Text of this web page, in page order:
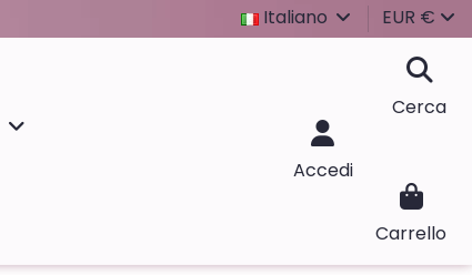
Italiano EUR €
Cerca
Accedi
Carrello